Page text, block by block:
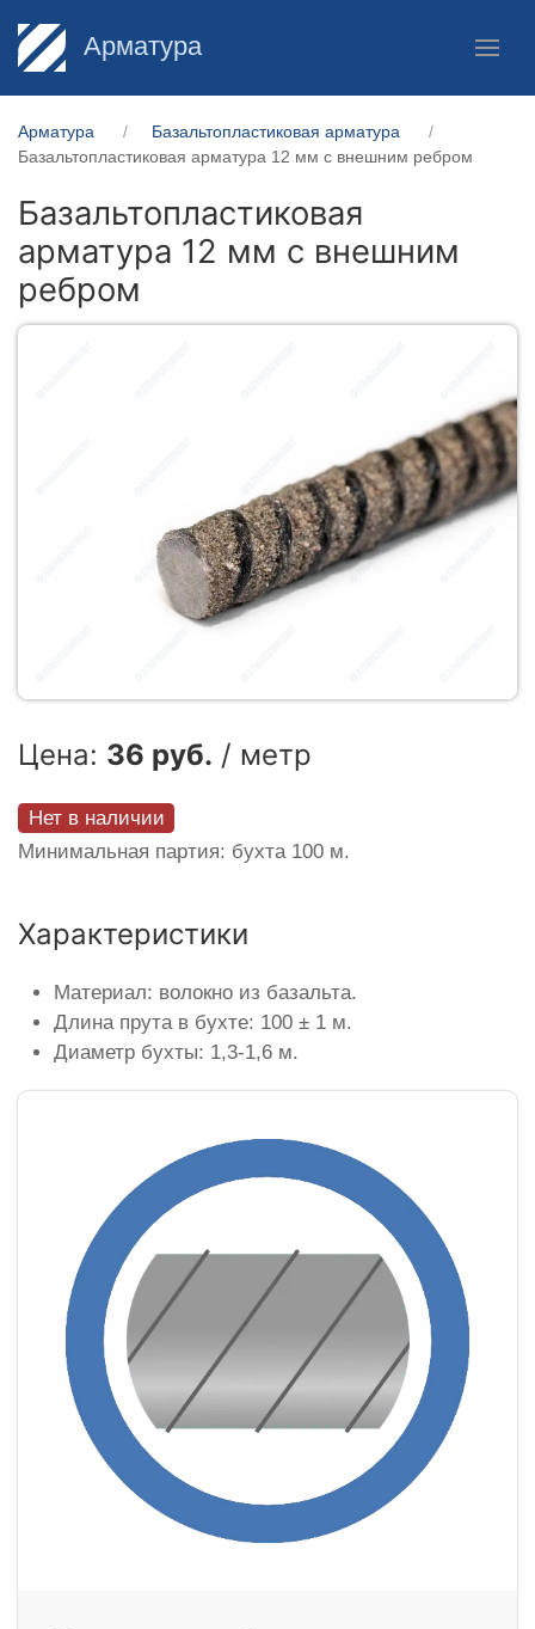
Арматура
Арматура
Базальтопластиковая арматура
Базальтопластиковая арматура 12 мм с внешним ребром
Базальтопластиковая
арматура 12 мм с внешним
ребром
Цена: 36 руб. / метр
Нет в наличии
Минимальная партия: бухта 100 м.
Характеристики
Материал: волокно из базальта.
Длина прута в бухте: 100 ± 1 м.
Диаметр бухты: 1,3-1,6 м.